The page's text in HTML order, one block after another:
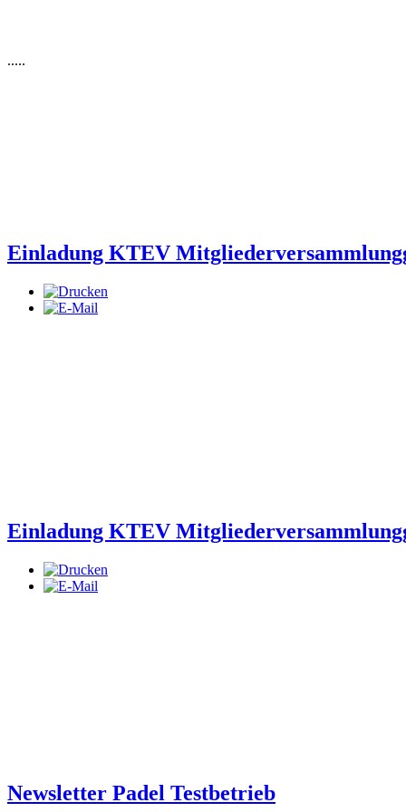
.....
Einladung KTEV
Einladung KTEV
Newsletter Padel Testbetrieb